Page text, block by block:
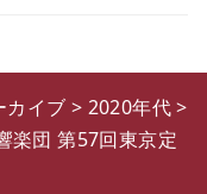
カイブ > 2020年代>
楽団 第57回東京定